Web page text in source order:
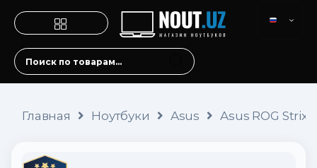
Главная Ноутбуки Asus Asus ROG Strix